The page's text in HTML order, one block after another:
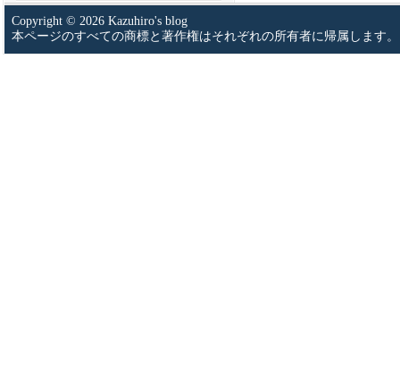
Copyright © 2026 Kazuhiro's blog
本ページのすべての商標と著作権はそれぞれの所有者に帰属します。